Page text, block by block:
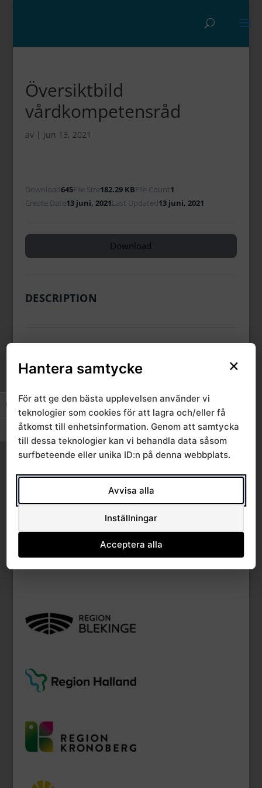
Slå på/av hög kontrast
Slå på/av textstorlek
Översiktbild
vårdkompetensråd
av | jun 13, 2021
Download645File Size182.29 KBFile Count1
Create Date13 juni, 2021Last Updated13 juni, 2021
Download
DESCRIPTION
,
SIMILAR DOWNLOADS
Anna P Petersson Updated 13 juni, 2021
×
Hantera samtycke
För att ge den bästa upplevelsen använder vi
teknologier som cookies för att lagra och/eller få
åtkomst till enhetsinformation. Genom att samtycka
till dessa teknologier kan vi behandla data såsom
surfbeteende eller unika ID:n på denna webbplats.
Avvisa alla
Inställningar
Acceptera alla